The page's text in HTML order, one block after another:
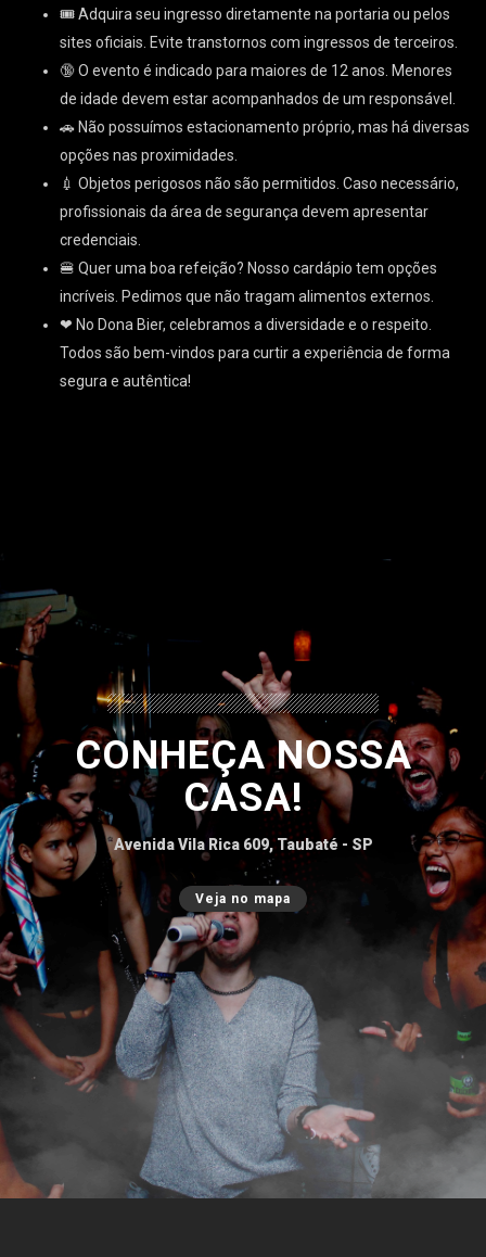
🎟 Adquira seu ingresso diretamente na portaria ou pelos
sites oficiais. Evite transtornos com ingressos de terceiros.
🔞 O evento é indicado para maiores de 12 anos. Menores
de idade devem estar acompanhados de um responsável.
🚗 Não possuímos estacionamento próprio, mas há diversas
opções nas proximidades.
💉 Objetos perigosos não são permitidos. Caso necessário,
profissionais da área de segurança devem apresentar
credenciais.
🍔 Quer uma boa refeição? Nosso cardápio tem opções
incríveis. Pedimos que não tragam alimentos externos.
❤ No Dona Bier, celebramos a diversidade e o respeito.
Todos são bem-vindos para curtir a experiência de forma
segura e autêntica!
CONHEÇA NOSSA
CASA!
Avenida Vila Rica 609, Taubaté - SP
Veja no mapa